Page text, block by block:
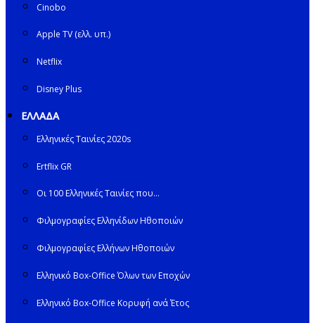
Cinobo
Apple TV (ελλ. υπ.)
Netflix
Disney Plus
ΕΛΛΑΔΑ
Ελληνικές Ταινίες 2020s
Ertflix GR
Οι 100 Ελληνικές Ταινίες που…
Φιλμογραφίες Ελληνίδων Ηθοποιών
Φιλμογραφίες Ελλήνων Ηθοποιών
Ελληνικό Box-Office Όλων των Εποχών
Ελληνικό Box-Office Κορυφή ανά Έτος